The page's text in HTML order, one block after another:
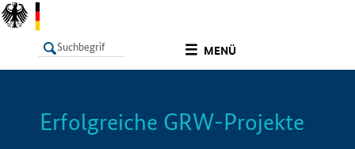
MENÜ
LISTE Info
Erfolgreiche GRW-Projekte